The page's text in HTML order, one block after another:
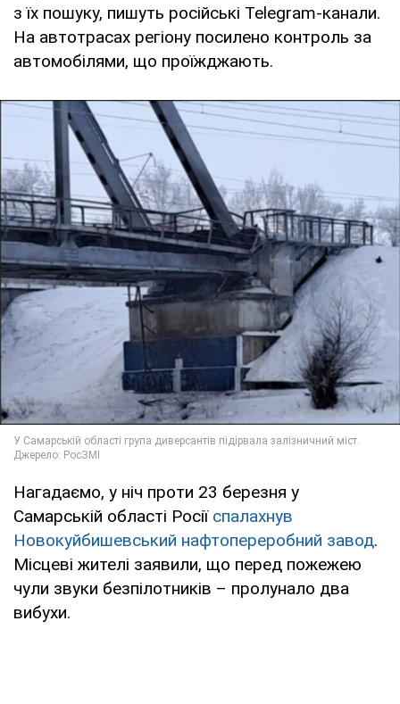
з їх пошуку, пишуть російські Telegram-канали.
На автотрасах регіону посилено контроль за
автомобілями, що проїжджають.
Нагадаємо, у ніч проти 23 березня у
Самарській області Росії спалахнув
Новокуйбишевський нафтопереробний завод.
Місцеві жителі заявили, що перед пожежею
чули звуки безпілотників – пролунало два
вибухи.